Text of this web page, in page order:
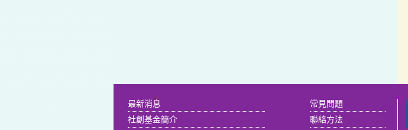
最新消息
社創基金簡介
常見問題
聯絡方法